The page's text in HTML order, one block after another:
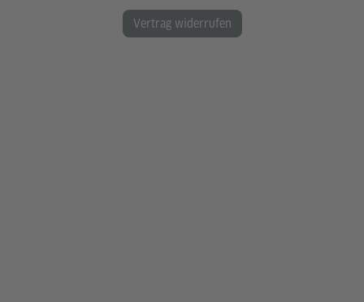
Vertrag widerrufen